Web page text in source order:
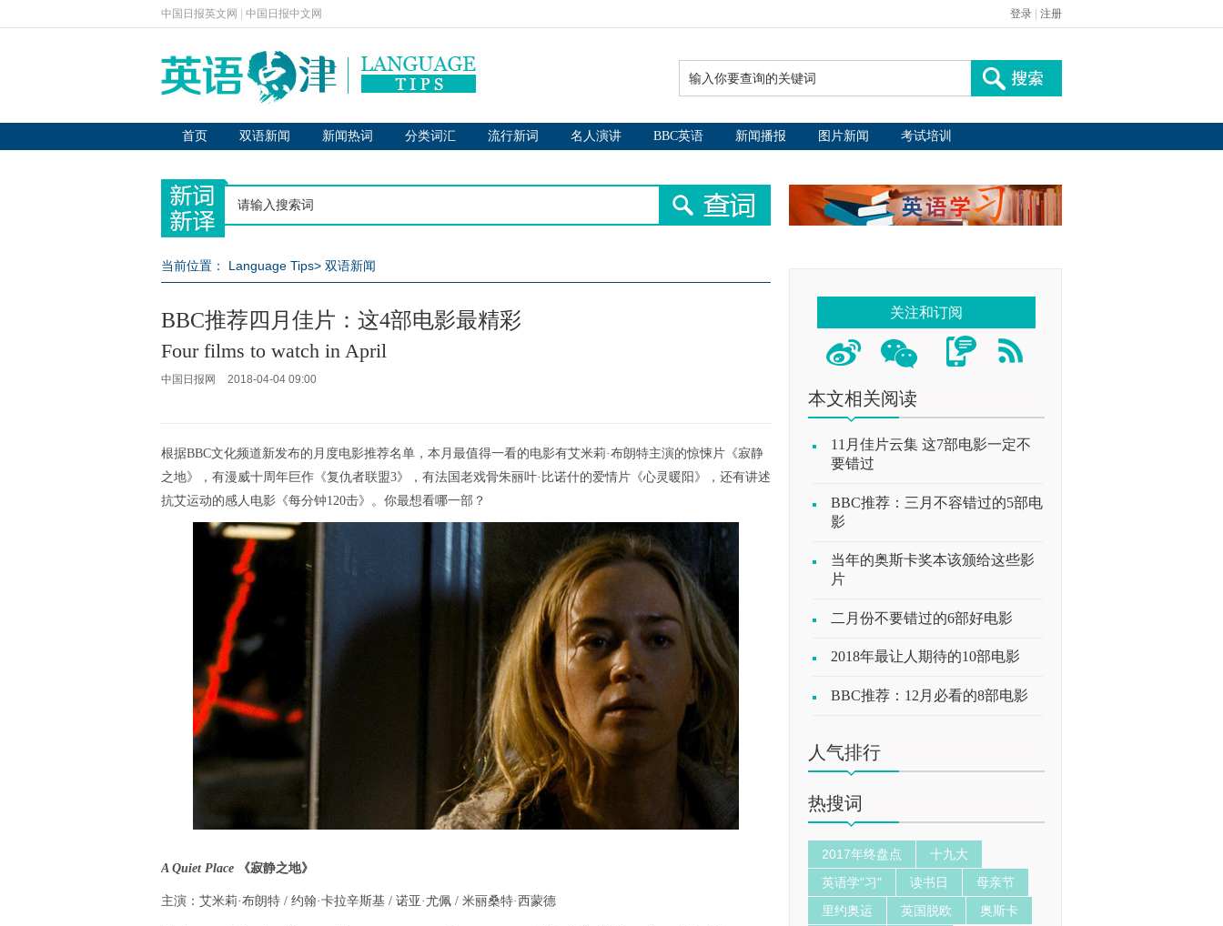
中国日报英文网 中国日报中文网 登录 注册
首页 双语新闻 新闻热词 分类词汇 流行新词 名人演讲 BBC英语 新闻播报 图片新闻 考试培训
当前位置： Language Tips> 双语新闻
BBC推荐四月佳片：这4部电影最精彩
Four films to watch in April
中国日报网 2018-04-04 09:00
根据BBC文化频道新发布的月度电影推荐名单，本月最值得一看的电影有艾米莉·布朗特主演的惊悚片《寂静
之地》，有漫威十周年巨作《复仇者联盟3》，有法国老戏骨朱丽叶·比诺什的爱情片《心灵暖阳》，还有讲述
抗艾运动的感人电影《每分钟120击》。你最想看哪一部？
A Quiet Place 《寂静之地》
主演：艾米莉·布朗特 / 约翰·卡拉辛斯基 / 诺亚·尤佩 / 米丽桑特·西蒙德
关注和订阅
本文相关阅读
11月佳片云集 这7部电影一定不
要错过
BBC推荐：三月不容错过的5部电
影
当年的奥斯卡奖本该颁给这些影
片
二月份不要错过的6部好电影
2018年最让人期待的10部电影
BBC推荐：12月必看的8部电影
人气排行
热搜词
2017年终盘点
十九大
英语学"习"
读书日
母亲节
里约奥运
英国脱欧
奥斯卡